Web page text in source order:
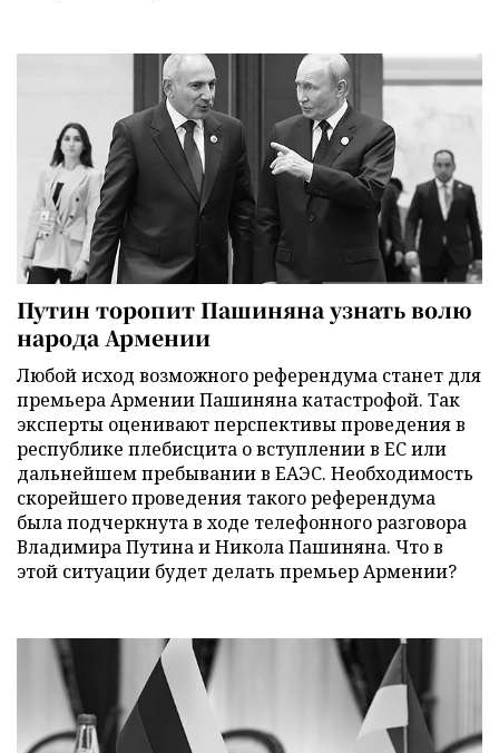
Путин торопит Пашиняна узнать волю
народа Армении
Любой исход возможного референдума станет для
премьера Армении Пашиняна катастрофой. Так
эксперты оценивают перспективы проведения в
республике плебисцита о вступлении в ЕС или
дальнейшем пребывании в ЕАЭС. Необходимость
скорейшего проведения такого референдума
была подчеркнута в ходе телефонного разговора
Владимира Путина и Никола Пашиняна. Что в
этой ситуации будет делать премьер Армении?